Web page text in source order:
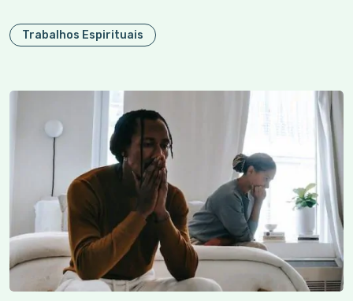
Trabalhos Espirituais